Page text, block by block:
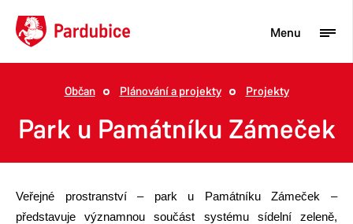
Turista
Podnikatel
Občan Plánování a projekty Projekty
Park u Památníku Zámeček
Veřejné prostranství – park u Památníku Zámeček –
představuje významnou součást systému sídelní zeleně,
Menu